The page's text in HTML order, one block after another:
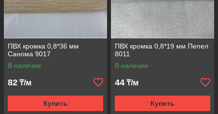
ПВХ кромка 0,8*36 мм
Санома 9017
В наличии
82 ₸/м
Купить
ПВХ кромка 0,8*19 мм Пепел
8011
В наличии
44 ₸/м
Купить